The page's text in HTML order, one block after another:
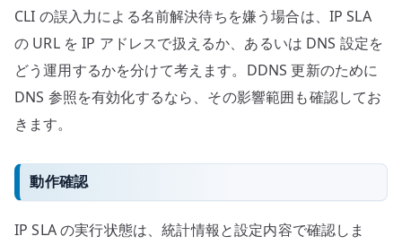
CLI の誤入力による名前解決待ちを嫌う場合は、IP SLA
の URL を IP アドレスで扱えるか、あるいは DNS 設定を
どう運用するかを分けて考えます。DDNS 更新のために
DNS 参照を有効化するなら、その影響範囲も確認してお
きます。
動作確認
IP SLA の実行状態は、統計情報と設定内容で確認しま